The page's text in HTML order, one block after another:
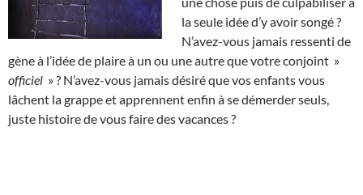
la seule idée d’y avoir songé ?
N’avez-vous jamais ressenti de
gène à l’idée de plaire à un ou une autre que votre conjoint »
officiel » ? N’avez-vous jamais désiré que vos enfants vous
lâchent la grappe et apprennent enfin à se démerder seuls,
juste histoire de vous faire des vacances ?